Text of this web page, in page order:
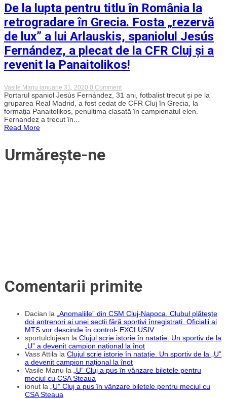
De la lupta pentru titlu în România la
retrogradare în Grecia. Fosta „rezervă
de lux” a lui Arlauskis, spaniolul Jesús
Fernández, a plecat de la CFR Cluj și a
revenit la Panaitolikos!
Vasile Manu ianuarie 31, 2020 0 Commenton
De
la
lupta
pentru
și
a
Panaitolikos!
Portarul spaniol Jesús Fernández, 31 ani, fotbalist trecut și pe la
gruparea Real Madrid, a fost cedat de CFR Cluj în Grecia, la
formația Panaitolikos, penultima clasată în campionatul elen.
Fernandez a trecut în...
Read More
Urmărește-ne
Comentarii primite
Dacian la
„Anomaliile” din CSM Cluj-Napoca. Clubul plătește
doi antrenori ai unei secții fără sportivi înregistrați. Oficialii ai
MTS vor descinde în control- EXCLUSIV
sportulclujean la Clujul scrie istorie în natație. Un sportiv de la
„U” a devenit campion național la înot
Vass Attila la Clujul scrie istorie în natație. Un sportiv de la „U”
a devenit campion național la înot
Vasile Manu la
„U” Cluj a pus în vânzare biletele pentru
meciul cu CSA Steaua
ionut la
„U” Cluj a pus în vânzare biletele pentru meciul cu
CSA Steaua